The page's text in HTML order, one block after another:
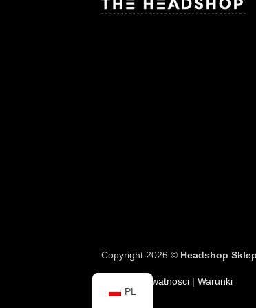
Copyright 2026 © Headshop
Polityka prywatności | Warunki
PL